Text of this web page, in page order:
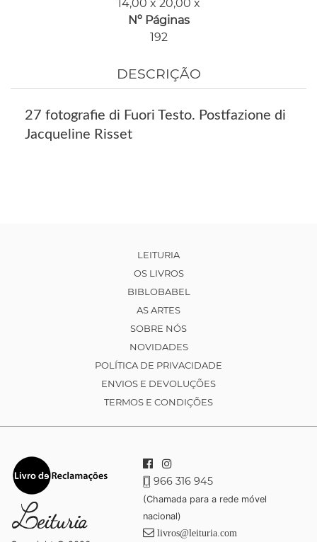
14,00 x 20,00 x
Nº Páginas
192
DESCRIÇÃO
27 fotografie di Fuori Testo. Postfazione di
Jacqueline Risset
LEITURIA
OS LIVROS
BIBLOBABEL
AS ARTES
SOBRE NÓS
NOVIDADES
POLÍTICA DE PRIVACIDADE
ENVIOS E DEVOLUÇÕES
TERMOS E CONDIÇÕES
966 316 945
(Chamada para a rede móvel
nacional)
livros@leituria.com